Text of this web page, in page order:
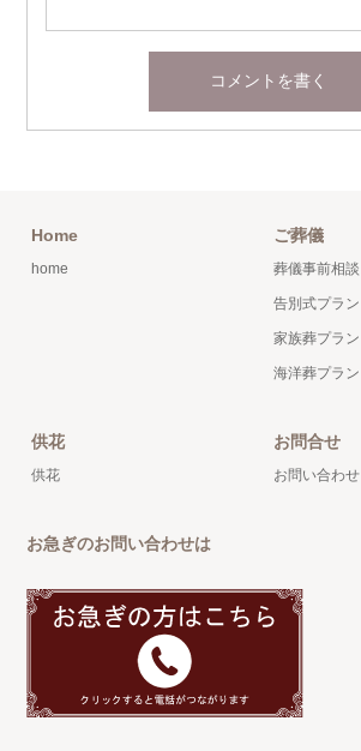
Home
home
ご葬儀
葬儀事前相談
告別式プラン
家族葬プラン
海洋葬プラン
供花
供花
お問合せ
お問い合わせ
お急ぎのお問い合わせは